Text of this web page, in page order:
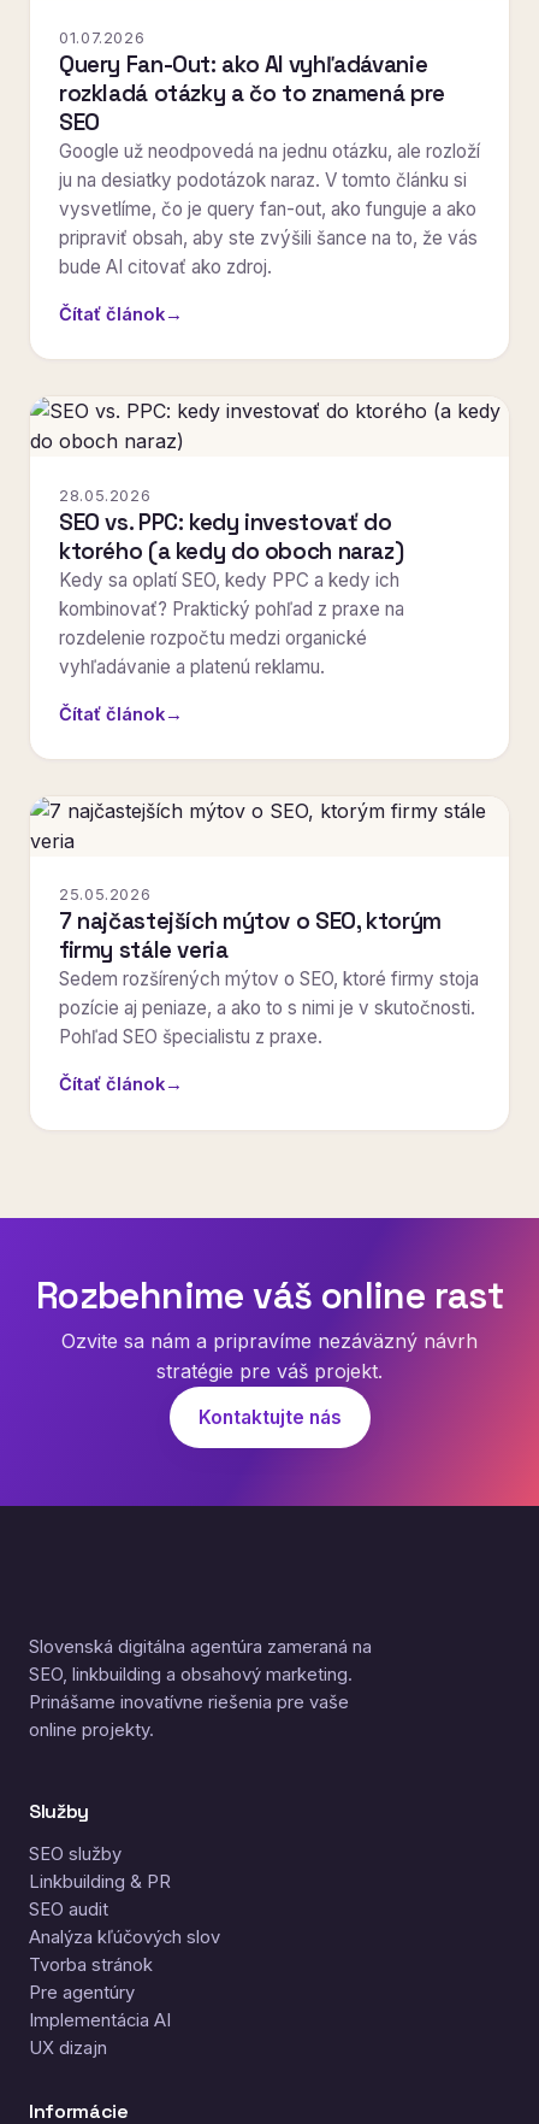
01.07.2026
Query Fan-Out: ako AI vyhľadávanie
rozkladá otázky a čo to znamená pre
SEO
Google už neodpovedá na jednu otázku, ale rozloží
ju na desiatky podotázok naraz. V tomto článku si
vysvetlíme, čo je query fan-out, ako funguje a ako
pripraviť obsah, aby ste zvýšili šance na to, že vás
bude AI citovať ako zdroj.
Čítať článok→
28.05.2026
SEO vs. PPC: kedy investovať do
ktorého (a kedy do oboch naraz)
Kedy sa oplatí SEO, kedy PPC a kedy ich
kombinovať? Praktický pohľad z praxe na
rozdelenie rozpočtu medzi organické
vyhľadávanie a platenú reklamu.
Čítať článok→
25.05.2026
7 najčastejších mýtov o SEO, ktorým
firmy stále veria
Sedem rozšírených mýtov o SEO, ktoré firmy stoja
pozície aj peniaze, a ako to s nimi je v skutočnosti.
Pohľad SEO špecialistu z praxe.
Čítať článok→
Rozbehnime váš online rast
Ozvite sa nám a pripravíme nezáväzný návrh
stratégie pre váš projekt.
Kontaktujte nás
Slovenská digitálna agentúra zameraná na
SEO, linkbuilding a obsahový marketing.
Prinášame inovatívne riešenia pre vaše
online projekty.
Služby
SEO služby
Linkbuilding & PR
SEO audit
Analýza kľúčových slov
Tvorba stránok
Pre agentúry
Implementácia AI
UX dizajn
Informácie